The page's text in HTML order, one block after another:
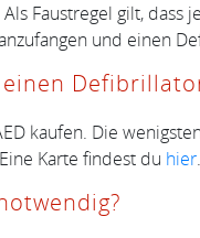
Faustregel gilt,
und einen
kaufen. Die
Karte findest du hier.